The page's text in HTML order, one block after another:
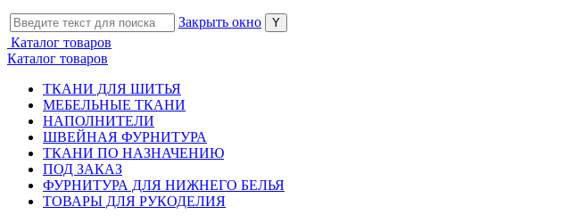
Закрыть окно
Каталог товаров
Каталог товаров
ТКАНИ ДЛЯ ШИТЬЯ
МЕБЕЛЬНЫЕ ТКАНИ
НАПОЛНИТЕЛИ
ШВЕЙНАЯ ФУРНИТУРА
ТКАНИ ПО НАЗНАЧЕНИЮ
ПОД ЗАКАЗ
ФУРНИТУРА ДЛЯ НИЖНЕГО БЕЛЬЯ
ТОВАРЫ ДЛЯ РУКОДЕЛИЯ